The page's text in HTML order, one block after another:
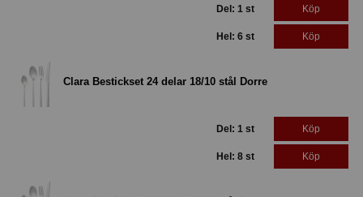
Del: 1 st Köp
Hel: 6 st Köp
Clara Bestickset 24 delar 18/10 stål Dorre
Del: 1 st Köp
Hel: 8 st Köp